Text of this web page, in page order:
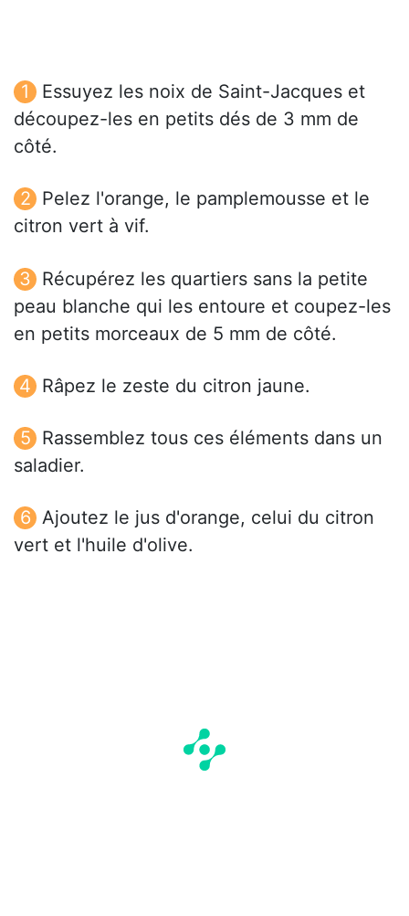
Essuyez les noix de Saint-Jacques et
découpez-les en petits dés de 3 mm de
côté.
Pelez l'orange, le pamplemousse et le
citron vert à vif.
Récupérez les quartiers sans la petite
peau blanche qui les entoure et coupez-les
en petits morceaux de 5 mm de côté.
Râpez le zeste du citron jaune.
Rassemblez tous ces éléments dans un
saladier.
Ajoutez le jus d'orange, celui du citron
vert et l'huile d'olive.